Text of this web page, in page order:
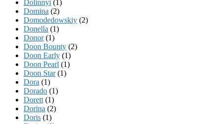
Dolinnyi (1)
Domina (2)
Domodedowskiy (2)
Donella (1)
Donor(1)
Doon Bounty (2)
Doon Early (1)
Doon Pearl (1)
Doon Star(1)
Dora (1)
Dorado (1)
Dorett (1)
Dorina (2)
Doris (1)